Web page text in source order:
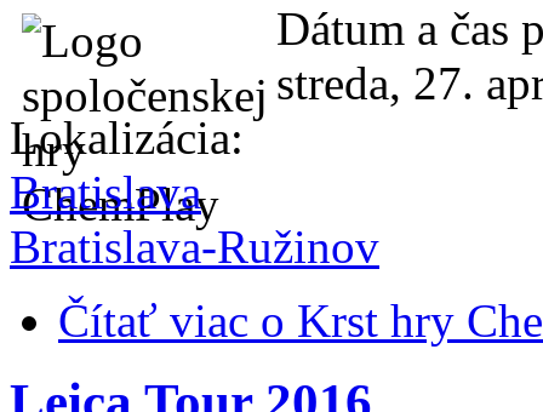
Dátum a čas
streda, 27.
Lokalizácia:
Bratislava
Bratislava-Ružinov
Čítať viac o Krst hry